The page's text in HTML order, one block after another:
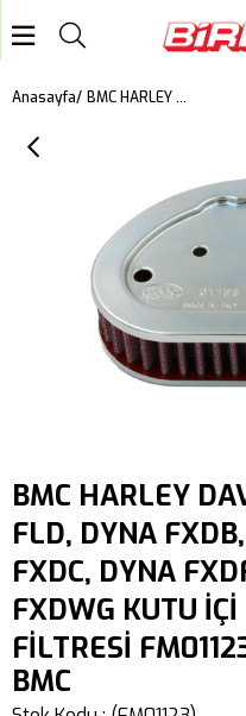
Anasayfa BMC HARLEY DAVIDSON DYNA FLD, DYNA FXDB, DYNA FXDBB, DYNA FXDC, DYNA FXDF, DYNA FXDWG KUTU İÇİ PERFORMANS HAVA FİLTRESİ FM01123
BMC HARLEY
FLD, DYNA
FXDC, DYNA
FXDWG KUTU
FİLTRESİ
BMC